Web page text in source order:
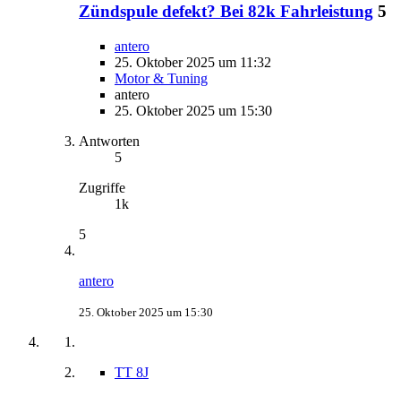
Zündspule defekt? Bei 82k Fahrleistung 5
antero
25. Oktober 2025 um 11:32
Motor & Tuning
antero
25. Oktober 2025 um 15:30
Antworten
5
Zugriffe
1k
5
antero
25. Oktober 2025 um 15:30
TT 8J